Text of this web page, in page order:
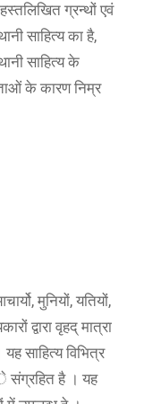
ग्रन्थों एवं
साहित्य का है,
साहित्य के
के कारण निम्र
मुनियों, यतियों,
द्वारा वृहद् मात्रा
साहित्य विभित्र
संग्रहित है । यह